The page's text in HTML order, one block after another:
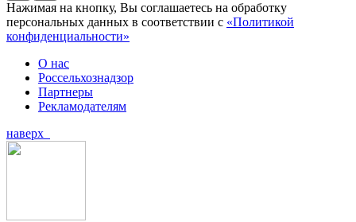
Нажимая на кнопку, Вы соглашаетесь на обработку
персональных данных в соответствии с «Политикой
конфиденциальности»
О нас
Россельхознадзор
Партнеры
Рекламодателям
наверх